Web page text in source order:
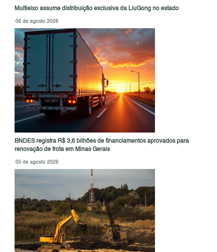
Multieixo assume distribuição exclusiva da LiuGong no estado
06 de agosto 2026
BNDES registra R$ 3,6 bilhões de financiamentos aprovados para
renovação de frota em Minas Gerais
05 de agosto 2026